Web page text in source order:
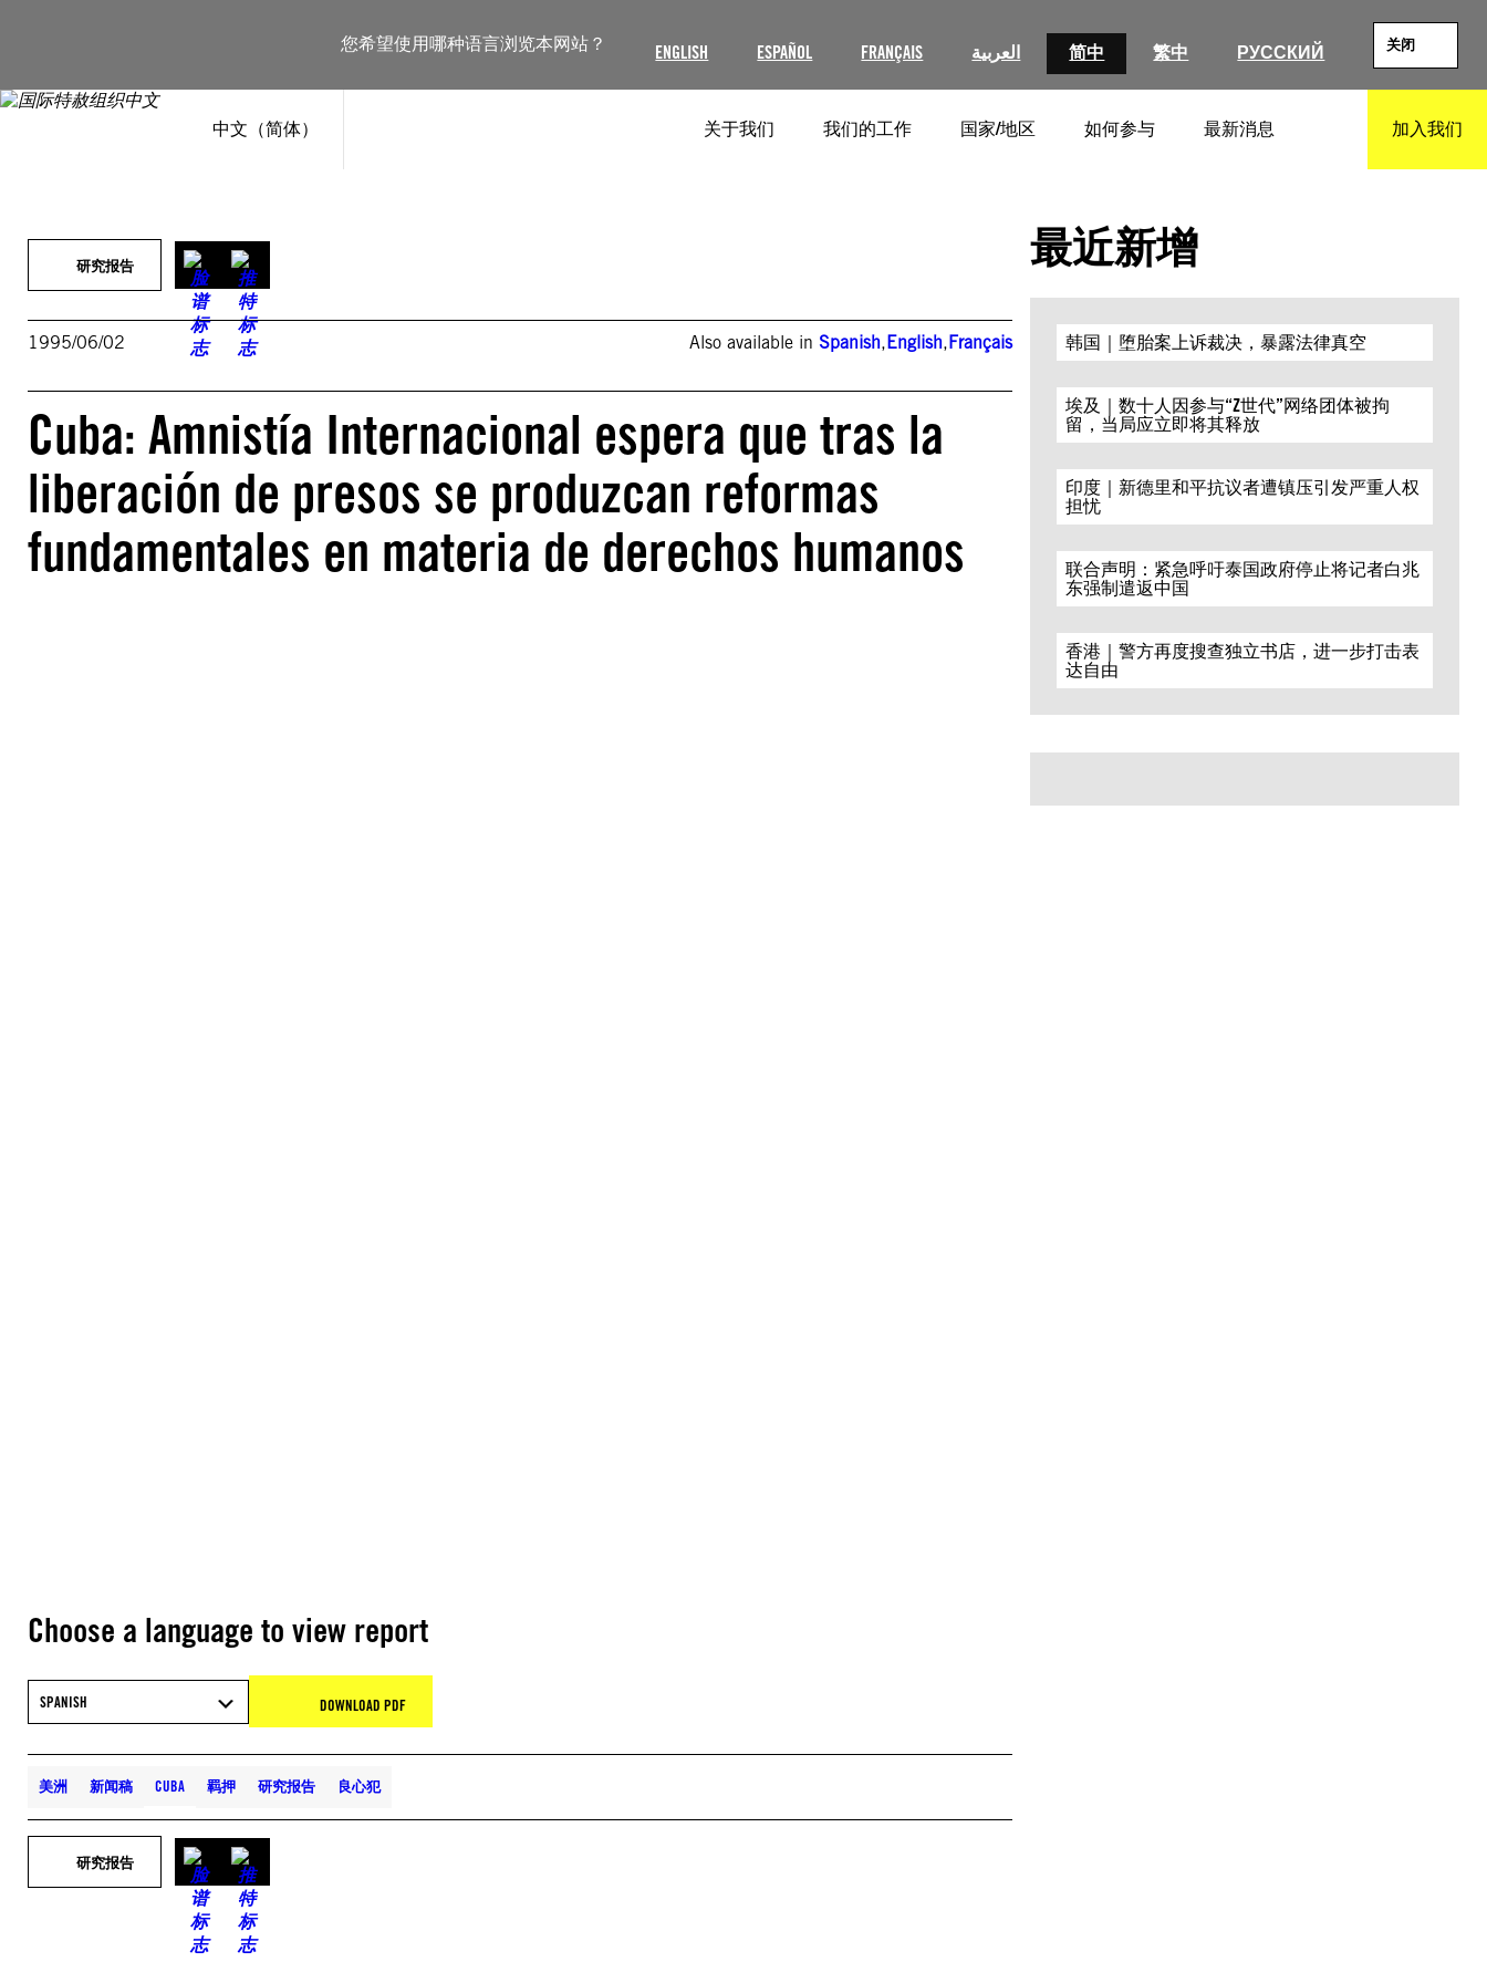
您希望使用哪种语言浏览本网站？ ENGLISH ESPAÑOL FRANÇAIS العربية 简中 繁中 РУССКИЙ 关闭
中文（简体） 关于我们 我们的工作 国家/地区 如何参与 最新消息 加入我们
研究报告
1995/06/02 Also available inSpanish,English,Français
Cuba: Amnistía Internacional espera que tras la
liberación de presos se produzcan reformas
fundamentales en materia de derechos humanos
Choose a language to view report
SPANISH DOWNLOAD PDF
美洲 新闻稿 CUBA 羁押 研究报告 良心犯
研究报告
最近新增
韩国｜堕胎案上诉裁决，暴露法律真空
埃及｜数十人因参与“Z世代”网络团体被拘
留，当局应立即将其释放
印度｜新德里和平抗议者遭镇压引发严重人权
担忧
联合声明：紧急呼吁泰国政府停止将记者白兆
东强制遣返中国
香港｜警方再度搜查独立书店，进一步打击表
达自由